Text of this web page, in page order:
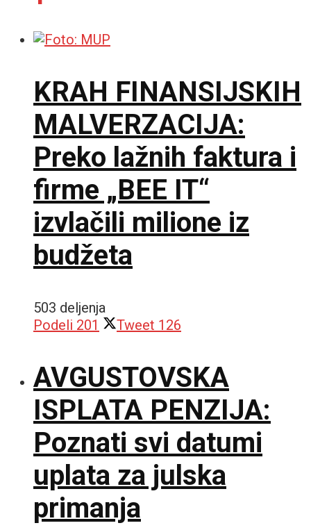
KRAH FINANSIJSKIH
MALVERZACIJA:
Preko lažnih faktura i
firme „BEE IT“
izvlačili milione iz
budžeta
503 deljenja
Podeli 201 Tweet 126
AVGUSTOVSKA
ISPLATA PENZIJA:
Poznati svi datumi
uplata za julska
primanja